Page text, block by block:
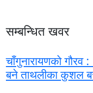
सम्बन्धित खवर
चाँगुनारायणको गौरव
बने ताथलीका कुशल